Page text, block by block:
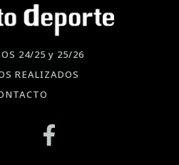
24/25 y 25/26
REALIZADOS